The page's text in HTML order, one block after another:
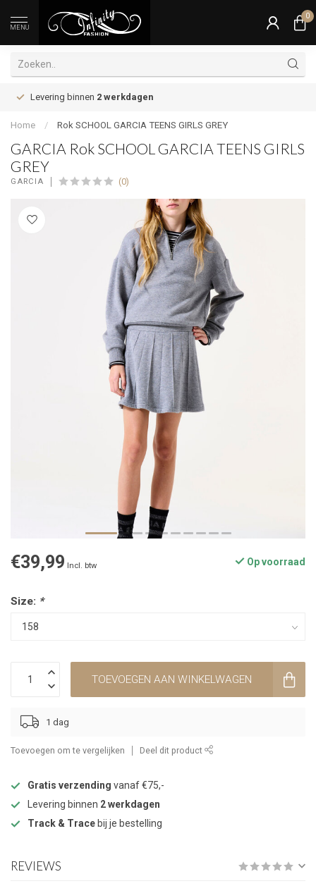
MENU
0
Levering binnen 2 werkdagen
Home / Rok SCHOOL GARCIA TEENS GIRLS GREY
GARCIA Rok SCHOOL GARCIA TEENS GIRLS
GREY
GARCIA (0)
€39,99 Incl. btw Op voorraad
Size: *
TOEVOEGEN AAN WINKELWAGEN
1 dag
Toevoegen om te vergelijken Deel dit product
Gratis verzending vanaf €75,-
Levering binnen 2 werkdagen
Track & Trace bij je bestelling
REVIEWS